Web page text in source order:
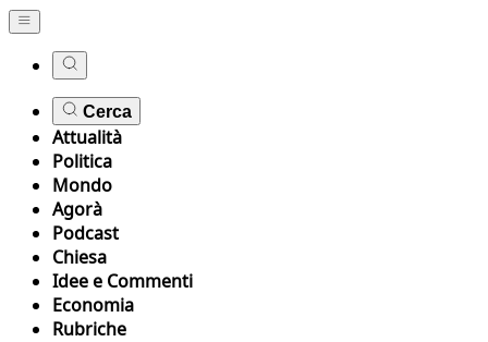
Cerca
Attualità
Politica
Mondo
Agorà
Podcast
Chiesa
Idee e Commenti
Economia
Rubriche